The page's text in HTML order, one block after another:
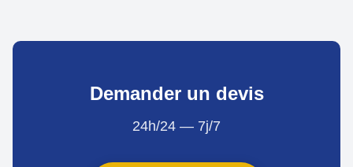
Demander un devis
24h/24 — 7j/7